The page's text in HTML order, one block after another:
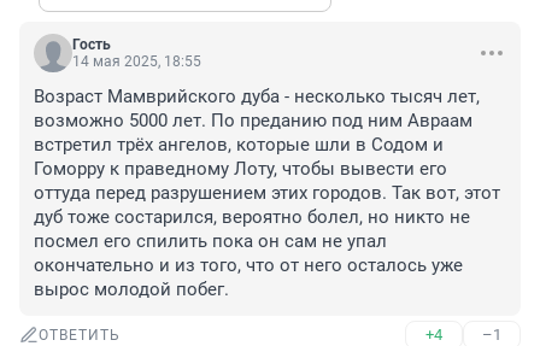
Гость
14 мая 2025, 18:55
Возраст Мамврийского дуба - несколько тысяч лет,
возможно 5000 лет. По преданию под ним Авраам
встретил трёх ангелов, которые шли в Содом и
Гоморру к праведному Лоту, чтобы вывести его
оттуда перед разрушением этих городов. Так вот, этот
дуб тоже состарился, вероятно болел, но никто не
посмел его спилить пока он сам не упал
окончательно и из того, что от него осталось уже
вырос молодой побег.
ОТВЕТИТЬ +4 –1